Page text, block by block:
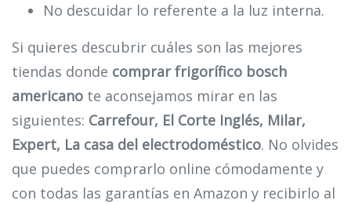
No descuidar lo referente a la luz interna.
Si quieres descubrir cuáles son las mejores
tiendas donde comprar frigorífico bosch
americano te aconsejamos mirar en las
siguientes: Carrefour, El Corte Inglés, Milar,
Expert, La casa del electrodoméstico. No olvides
que puedes comprarlo online cómodamente y
con todas las garantías en Amazon y recibirlo al